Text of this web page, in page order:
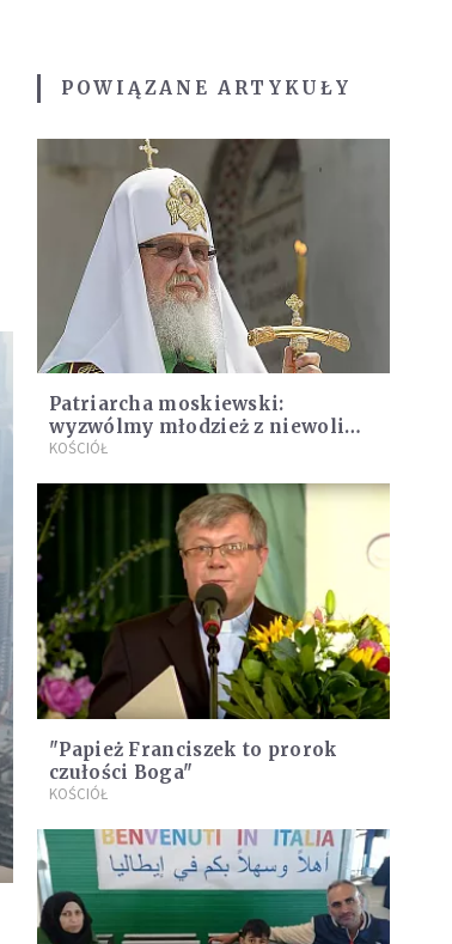
POWIĄZANE ARTYKUŁY
Patriarcha moskiewski:
wyzwólmy młodzież z niewoli
portali społecznościowych
KOŚCIÓŁ
"Papież Franciszek to prorok
czułości Boga"
KOŚCIÓŁ